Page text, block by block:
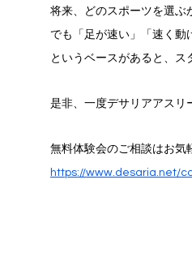
将来、どのスポーツを選ぶ
でも「足が速い」「速く動
というベースがあると、ス
是非、一度デサリアアスリ
無料体験会のご相談はお気
https://www.desaria.net/